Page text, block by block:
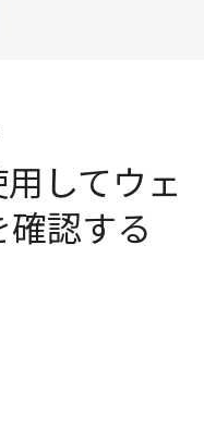
してウェ
認する